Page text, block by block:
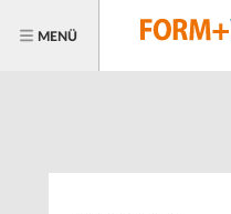
MENÜ